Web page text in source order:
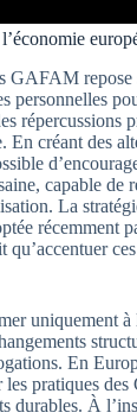
GAFAM repose
personnelles
répercussions
En créant des
capable de
La
récemment
qu’accentuer ces
uniquement à
En
les pratiques
durables. À